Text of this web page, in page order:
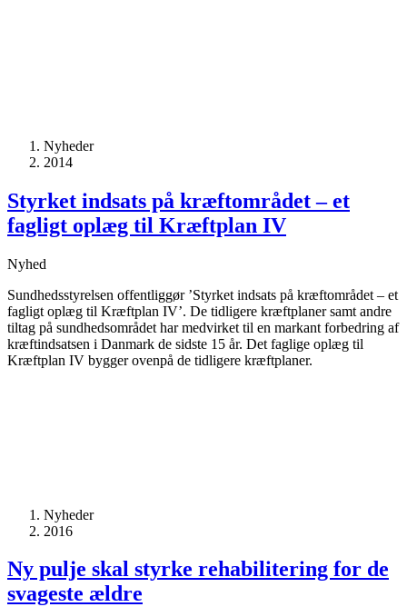
Nyheder
2014
Styrket indsats på kræftområdet – et
fagligt oplæg til Kræftplan IV
Nyhed
Sundhedsstyrelsen offentliggør ’Styrket indsats på kræftområdet – et
fagligt oplæg til Kræftplan IV’. De tidligere kræftplaner samt andre
tiltag på sundhedsområdet har medvirket til en markant forbedring af
kræftindsatsen i Danmark de sidste 15 år. Det faglige oplæg til
Kræftplan IV bygger ovenpå de tidligere kræftplaner.
Nyheder
2016
Ny pulje skal styrke rehabilitering for de
svageste ældre